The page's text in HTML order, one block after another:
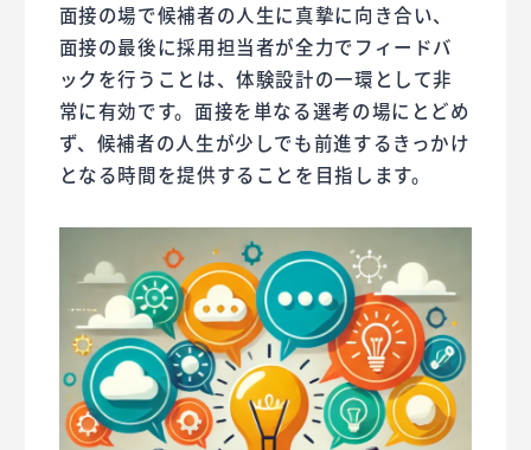
面接の場で候補者の人生に真摯に向き合い、
面接の最後に採用担当者が全力でフィードバ
ックを行うことは、体験設計の一環として非
常に有効です。面接を単なる選考の場にとどめ
ず、候補者の人生が少しでも前進するきっかけ
となる時間を提供することを目指します。